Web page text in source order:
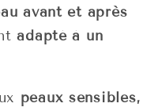
avant et après
adapté à un
peaux sensibles,